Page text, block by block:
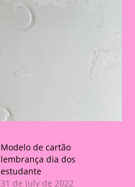
Modelo de cartão
lembrança dia dos
estudante
31 de July de 2022